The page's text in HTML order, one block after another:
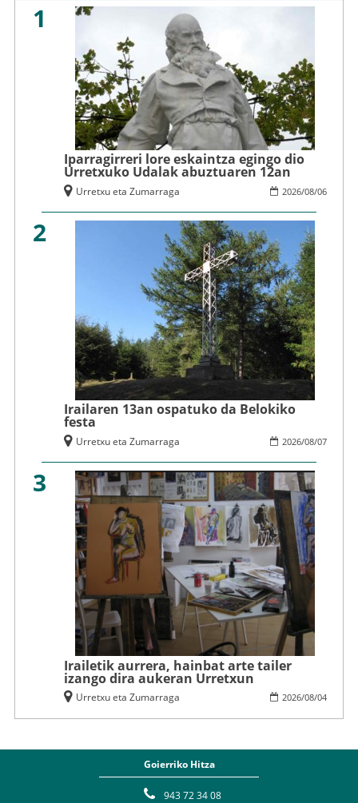
1
Iparragirreri lore eskaintza egingo dio
Urretxuko Udalak abuztuaren 12an
2026/08/06
Urretxu eta Zumarraga
2
Irailaren 13an ospatuko da Belokiko
festa
2026/08/07
Urretxu eta Zumarraga
3
Irailetik aurrera, hainbat arte tailer
izango dira aukeran Urretxun
2026/08/04
Urretxu eta Zumarraga
Goierriko Hitza
943 72 34 08